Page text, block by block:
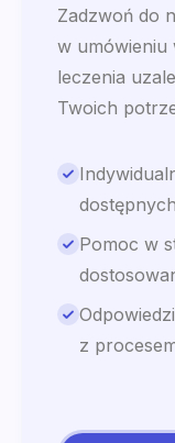
Zadzwoń do
w umówieniu
leczenia
Twoich
Pomoc w
z